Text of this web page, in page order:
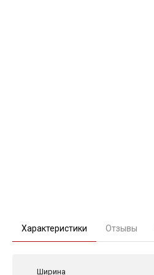
Характеристики Отзывы
Ширина